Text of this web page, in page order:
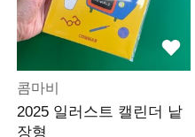
콤마비
2025 일러스트 캘린더 낱
장형